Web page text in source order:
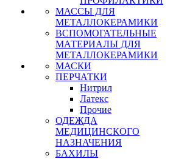
МАССЫ ДЛЯ
МЕТАЛЛОКЕРАМИКИ
ВСПОМОГАТЕЛЬНЫЕ
МАТЕРИАЛЫ ДЛЯ
МЕТАЛЛОКЕРАМИКИ
МАСКИ
ПЕРЧАТКИ
Нитрил
Латекс
Прочие
ОДЕЖДА
МЕДИЦИНСКОГО
НАЗНАЧЕНИЯ
БАХИЛЫ